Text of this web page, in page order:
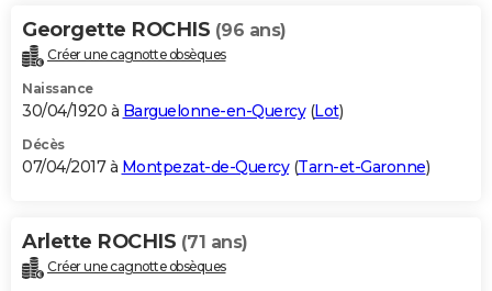
Georgette ROCHIS (96 ans)
Créer une cagnotte obsèques
Naissance
30/04/1920 à Barguelonne-en-Quercy(Lot)
Décès
07/04/2017 à Montpezat-de-Quercy(Tarn-et-Garonne)
Arlette ROCHIS (71 ans)
Créer une cagnotte obsèques